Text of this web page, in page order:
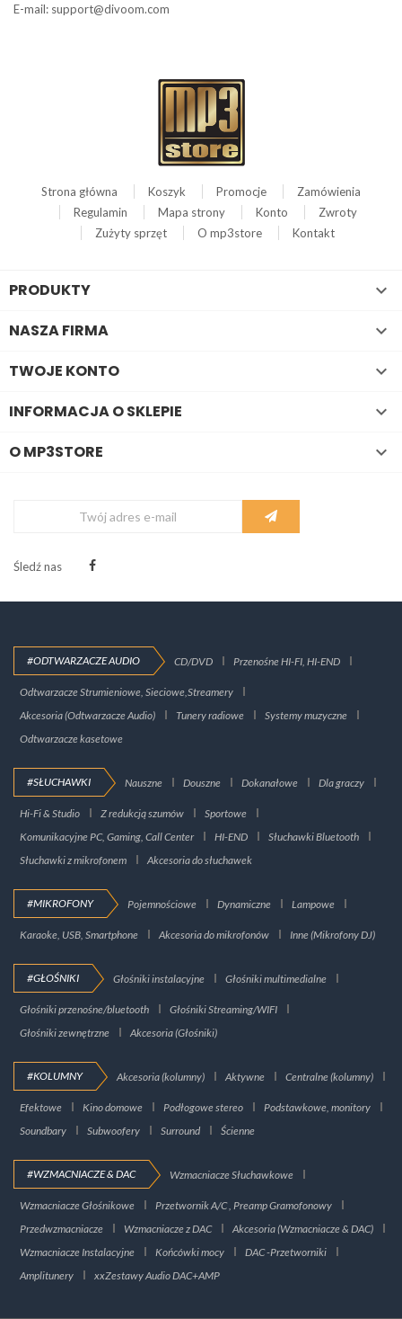
E-mail: support@divoom.com
Strona główna Koszyk Promocje
Zamówienia
Regulamin
Mapa strony Konto
Zwroty
Zużyty sprzęt
O mp3store Kontakt
PRODUKTY 
NASZA FIRMA 
TWOJE KONTO 
INFORMACJA O SKLEPIE 
O MP3STORE 
Śledź nas
#ODTWARZACZE AUDIO CD/DVD Przenośne HI-FI, HI-END
Odtwarzacze Strumieniowe, Sieciowe,Streamery
Akcesoria (Odtwarzacze Audio)
Tunery radiowe
Systemy muzyczne
Odtwarzacze kasetowe
#SŁUCHAWKI Nauszne Douszne Dokanałowe Dla graczy
Hi-Fi & Studio Z redukcją szumów
Sportowe
Komunikacyjne PC, Gaming, Call Center
HI-END
Słuchawki Bluetooth
Słuchawki z mikrofonem
Akcesoria do słuchawek
#MIKROFONY Pojemnościowe Dynamiczne Lampowe
Karaoke, USB, Smartphone Akcesoria do mikrofonów Inne (Mikrofony DJ)
#GŁOŚNIKI Głośniki instalacyjne Głośniki multimedialne
Głośniki przenośne/bluetooth
Głośniki Streaming/WIFI
Głośniki zewnętrzne
Akcesoria (Głośniki)
#KOLUMNY Akcesoria (kolumny) Aktywne Centralne (kolumny)
Efektowe Kino domowe Podłogowe stereo
Podstawkowe, monitory
Soundbary
Subwoofery Surround Ścienne
#WZMACNIACZE & DAC Wzmacniacze Słuchawkowe
Wzmacniacze Głośnikowe
Przetwornik A/C , Preamp Gramofonowy
Przedwzmacniacze
Wzmacniacze z DAC
Akcesoria (Wzmacniacze & DAC)
Wzmacniacze Instalacyjne
Końcówki mocy
DAC -Przetworniki
Amplitunery
xxZestawy Audio DAC+AMP